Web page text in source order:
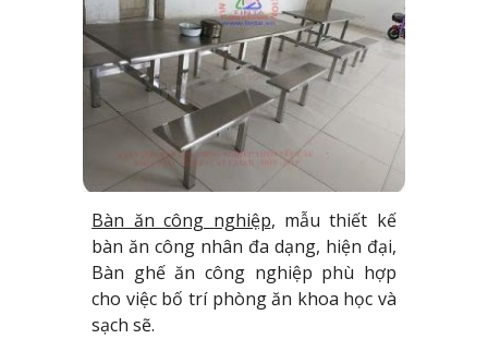
Bàn ăn công nghiệp, mẫu thiết kế
bàn ăn công nhân đa dạng, hiện đại,
Bàn ghế ăn công nghiệp phù hợp
cho việc bố trí phòng ăn khoa học và
sạch sẽ.